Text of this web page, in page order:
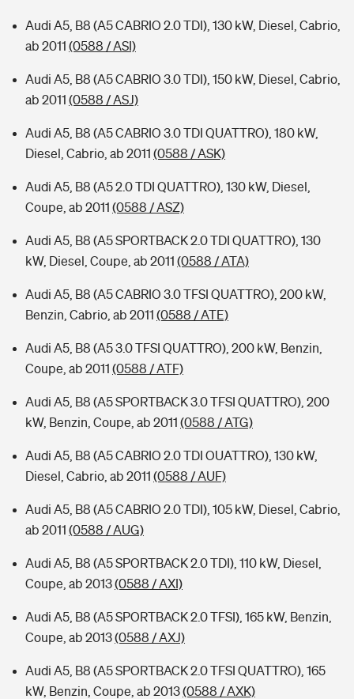
Audi A5, B8 (A5 CABRIO 2.0 TDI), 130 kW, Diesel, Cabrio,
ab 2011 (0588 / ASI)
Audi A5, B8 (A5 CABRIO 3.0 TDI), 150 kW, Diesel, Cabrio,
ab 2011 (0588 / ASJ)
Audi A5, B8 (A5 CABRIO 3.0 TDI QUATTRO), 180 kW,
Diesel, Cabrio, ab 2011 (0588 / ASK)
Audi A5, B8 (A5 2.0 TDI QUATTRO), 130 kW, Diesel,
Coupe, ab 2011 (0588 / ASZ)
Audi A5, B8 (A5 SPORTBACK 2.0 TDI QUATTRO), 130
kW, Diesel, Coupe, ab 2011 (0588 / ATA)
Audi A5, B8 (A5 CABRIO 3.0 TFSI QUATTRO), 200 kW,
Benzin, Cabrio, ab 2011 (0588 / ATE)
Audi A5, B8 (A5 3.0 TFSI QUATTRO), 200 kW, Benzin,
Coupe, ab 2011 (0588 / ATF)
Audi A5, B8 (A5 SPORTBACK 3.0 TFSI QUATTRO), 200
kW, Benzin, Coupe, ab 2011 (0588 / ATG)
Audi A5, B8 (A5 CABRIO 2.0 TDI OUATTRO), 130 kW,
Diesel, Cabrio, ab 2011 (0588 / AUF)
Audi A5, B8 (A5 CABRIO 2.0 TDI), 105 kW, Diesel, Cabrio,
ab 2011 (0588 / AUG)
Audi A5, B8 (A5 SPORTBACK 2.0 TDI), 110 kW, Diesel,
Coupe, ab 2013(0588 / AXI)
Audi A5, B8 (A5 SPORTBACK 2.0 TFSI), 165 kW, Benzin,
Coupe, ab 2013(0588 / AXJ)
Audi A5, B8 (A5 SPORTBACK 2.0 TFSI QUATTRO), 165
kW, Benzin, Coupe, ab 2013(0588 / AXK)